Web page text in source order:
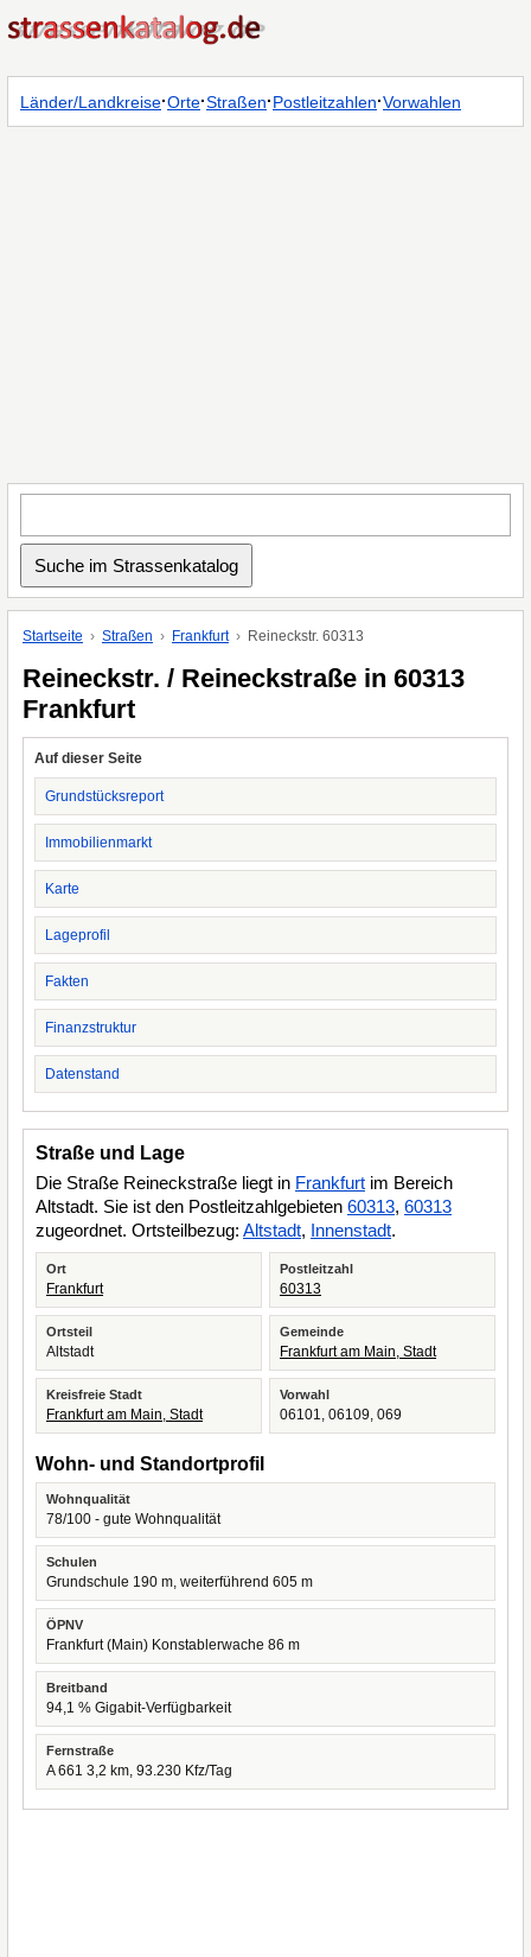
Länder/Landkreise·Orte·Straßen·Postleitzahlen·Vorwahlen
Startseite Straßen Frankfurt Reineckstr. 60313
Reineckstr. / Reineckstraße in 60313
Frankfurt
Auf dieser Seite
Grundstücksreport
Immobilienmarkt
Karte
Lageprofil
Fakten
Finanzstruktur
Datenstand
Straße und Lage
Die Straße Reineckstraße liegt in Frankfurt im Bereich
Altstadt. Sie ist den Postleitzahlgebieten 60313, 60313
zugeordnet. Ortsteilbezug: Altstadt, Innenstadt.
Ort
Frankfurt
Postleitzahl
60313
Ortsteil
Altstadt
Gemeinde
Frankfurt am Main, Stadt
Kreisfreie Stadt
Frankfurt am Main, Stadt
Vorwahl
06101, 06109, 069
Wohn- und Standortprofil
Wohnqualität
78/100 - gute Wohnqualität
Schulen
Grundschule 190 m, weiterführend 605 m
ÖPNV
Frankfurt (Main) Konstablerwache 86 m
Breitband
94,1 % Gigabit-Verfügbarkeit
Fernstraße
A 661 3,2 km, 93.230 Kfz/Tag